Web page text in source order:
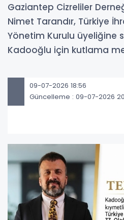
Gaziantep Cizreliler
Nimet Tarandır, Türkiye
Yönetim Kurulu üyeliğine
Kadooğlu için kutlama
09-07-2026 18:56
Güncelleme : 09-07-2026